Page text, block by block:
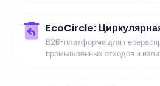
EcoCircle:
B2B-платформа для
промышленных отходов и